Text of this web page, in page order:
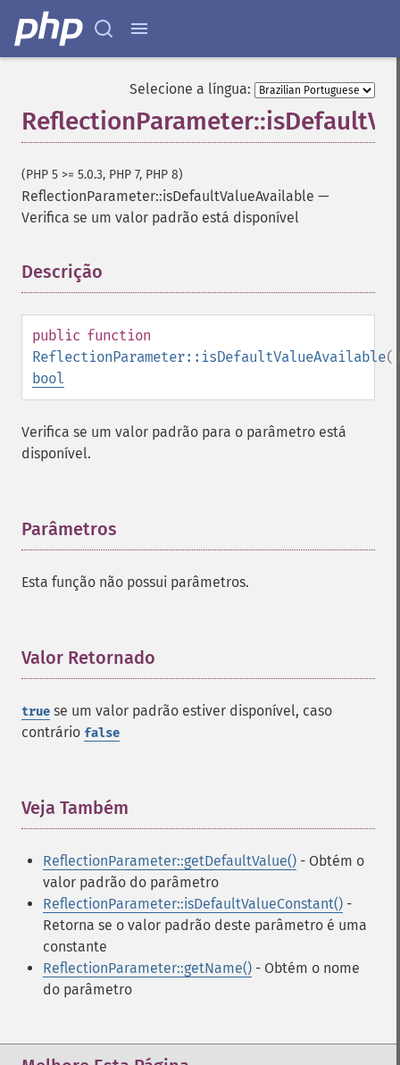
Selecione a língua:
(PHP 5 >= 5.0.3, PHP 7, PHP 8)
ReflectionParameter::isDefaultValueAvailable —
Verifica se um valor padrão está disponível
Descrição
public function
ReflectionParameter::isDefaultValueAvailable
bool
Verifica se um valor padrão para o parâmetro está
disponível.
Parâmetros
Esta função não possui parâmetros.
Valor Retornado
true se um valor padrão estiver disponível, caso
contrário false
Veja Também
ReflectionParameter::getDefaultValue() - Obtém o
valor padrão do parâmetro
ReflectionParameter::isDefaultValueConstant() -
Retorna se o valor padrão deste parâmetro é uma
constante
ReflectionParameter::getName() - Obtém o nome
do parâmetro